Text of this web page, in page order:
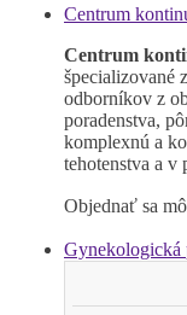
Centrum
Centrum
špecializované
odborníkov z
poradenstva,
komplexnú a
tehotenstva a v
Objednať sa
Gynekologická